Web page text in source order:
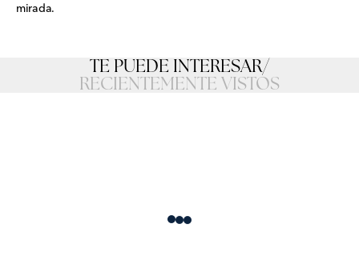
mirada.
TE PUEDE INTERESAR/
RECIENTEMENTE VISTOS
Loading